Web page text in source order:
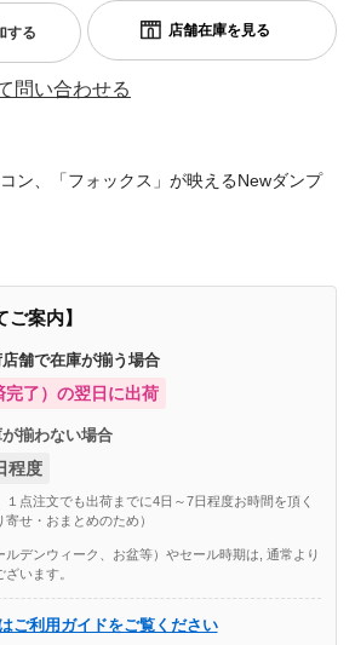
する
問い合わせる
ン、「フォックス」が映えるNewダンプ
ご案内】
舗で在庫が揃う場合
完了）の翌日に出荷
揃わない場合
程度
点注文でも出荷までに4日～7日程度お時間を頂く
せ・おまとめのため）
デンウィーク、お盆等）やセール時期は, 通常より
います。
ご利用ガイドをご覧ください